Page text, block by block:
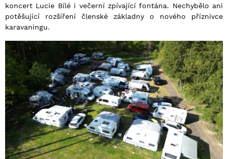
koncert Lucie Bílé i večerní zpívající fontána. Nechybělo ani
potěšující rozšíření členské základny o nového příznivce
karavaningu.